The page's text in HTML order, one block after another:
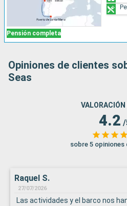
Pensión completa
Opiniones de clientes
Seas
4.2 /
sobre 5 opiniones
Raquel S.
27/07/2026
Las actividades y el barco nos